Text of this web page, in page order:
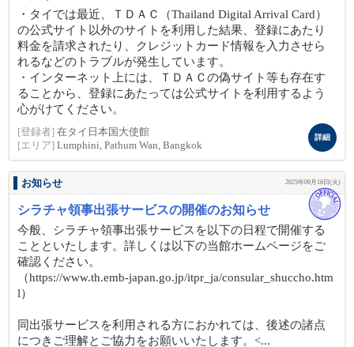
・タイでは最近、ＴＤＡＣ（Thailand Digital Arrival Card）
の公式サイト以外のサイトを利用した結果、登録にあたり
料金を請求されたり、クレジットカード情報を入力させら
れるなどのトラブルが発生しています。
・インターネット上には、ＴＤＡＣの偽サイト等も存在す
ることから、登録にあたっては公式サイトを利用するよう
心がけてください。
[登録者] 在タイ日本国大使館
[エリア] Lumphini, Pathum Wan, Bangkok
詳細
お知らせ 2025年09月16日(火)
シラチャ領事出張サービスの開催のお知らせ
今般、シラチャ領事出張サービスを以下の日程で開催する
ことといたします。詳しくは以下の当館ホームページをご
確認ください。
（https://www.th.emb-japan.go.jp/itpr_ja/consular_shuccho.htm
l）
同出張サービスを利用される方におかれては、後述の諸点
につきご理解とご協力をお願いいたします。<...